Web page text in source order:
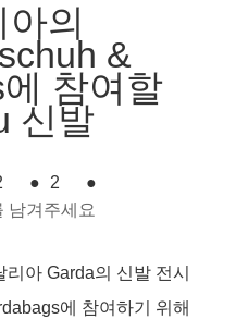
의
&
참여할
신발
● 2
●
남겨주세요
아 Garda의 신발 전시
에 참여하기 위해